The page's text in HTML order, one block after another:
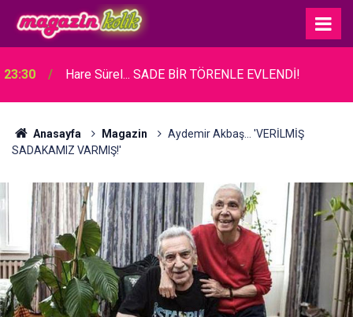
23:30 Hare Sürel... SADE BİR TÖRENLE EVLENDİ!
Anasayfa Magazin
Aydemir Akbaş... 'VERİLMİŞ
SADAKAMIZ VARMIŞ!'